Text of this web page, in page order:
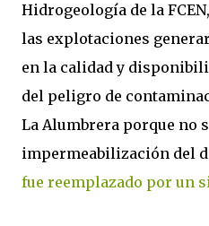
Hidrogeología de la
las explotaciones
en la calidad y
del peligro de
La Alumbrera porque no
impermeabilización del
fue reemplazado por un